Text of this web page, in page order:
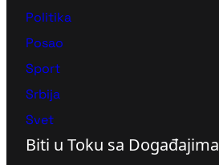
Politika
Posao
Sport
Srbija
Svet
Biti u Toku sa Događajima